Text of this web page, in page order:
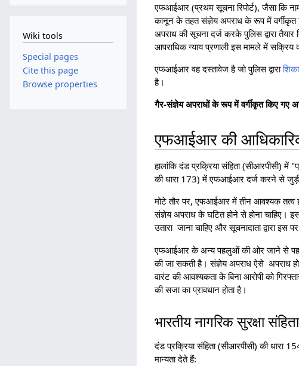
एफआईआर (प्रथम सूचना रिपोर्ट), जैसा कि
कानून के तहत संज्ञेय अपराध के रूप में वर्गीकृत
अपराध की सूचना दर्ज करके पुलिस द्वारा
आपराधिक न्याय प्रणाली इस मामले में सक्रिय
एफआईआर वह दस्तावेज है जो पुलिस द्वारा
है।
गैर-संज्ञेय अपराधों के रूप में वर्गीकृत किए
एफआईआर की आधिकारिक
हालांकि दंड प्रक्रिया संहिता (सीआरपीसी) में
की धारा 173) में एफआईआर दर्ज करने से जुड़ी
मोटे तौर पर, एफआईआर में तीन आवश्यक तत्व
संज्ञेय अपराध के घटित होने से होना चाहिए।
उतारा जाना चाहिए और सूचनादाता द्वारा
एफआईआर के अन्य पहलुओं की ओर जाने से पहले,
की जा सकती है। संज्ञेय अपराध ऐसे अपराध
वारंट की आवश्यकता के बिना आरोपी को
की सजा का प्रावधान होता है।
भारतीय नागरिक सुरक्षा
दंड प्रक्रिया संहिता (सीआरपीसी) की धारा
मान्यता देते हैं:
Wiki tools
Special pages
Cite this page
Browse properties